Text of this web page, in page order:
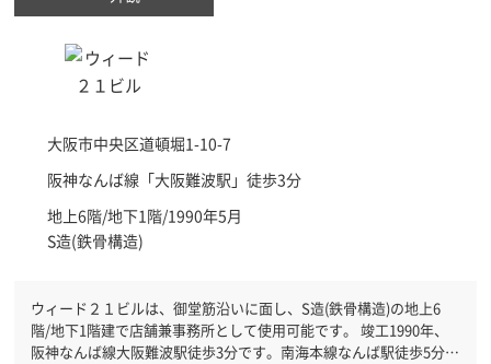
大阪市中央区道頓堀1-10-7
阪神なんば線「大阪難波駅 」徒歩3分
地上6階/地下1階/1990年5月
S造(鉄骨構造)
ウィード２１ビルは、御堂筋沿いに面し、S造(鉄骨構造)の地上6
階/地下1階建で店舗兼事務所として使用可能です。 竣工1990年、
阪神なんば線大阪難波駅徒歩3分です。南海本線なんば駅徒歩5分と